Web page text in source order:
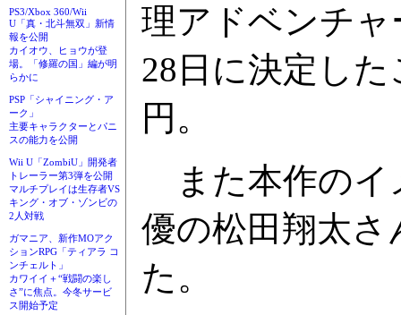
PS3/Xbox 360/Wii
U「真・北斗無双」新情
報を公開
カイオウ、ヒョウが登
場。「修羅の国」編が明
らかに
PSP「シャイニング・ア
ーク」
主要キャラクターとパニ
スの能力を公開
Wii U「ZombiU」開発者
トレーラー第3弾を公開
マルチプレイは生存者VS
キング・オブ・ゾンビの
2人対戦
ガマニア、新作MOアク
ションRPG「ティアラ コ
ンチェルト」
カワイイ＋“戦闘の楽し
さ”に焦点。今冬サービ
ス開始予定
理アドベンチャ
28日に決定し
円。
また本作のイ
優の松田翔太
た。